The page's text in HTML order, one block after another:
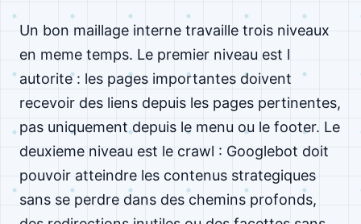
Un bon maillage interne travaille trois niveaux
en meme temps. Le premier niveau est l
autorite : les pages importantes doivent
recevoir des liens depuis les pages pertinentes,
pas uniquement depuis le menu ou le footer. Le
deuxieme niveau est le crawl : Googlebot doit
pouvoir atteindre les contenus strategiques
sans se perdre dans des chemins profonds,